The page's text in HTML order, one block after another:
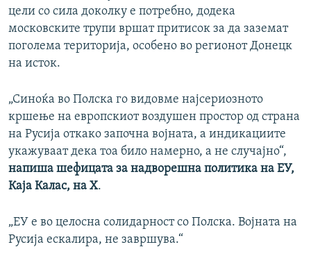
цели со сила доколку е потребно, додека
московските трупи вршат притисок за да заземат
поголема територија, особено во регионот Донецк
на исток.
„Синоќа во Полска го видовме најсериозното
кршење на европскиот воздушен простор од страна
на Русија откако започна војната, а индикациите
укажуваат дека тоа било намерно, а не случајно“,
напиша шефицата за надворешна политика на ЕУ,
Каја Калас, на X.
„ЕУ е во целосна солидарност со Полска. Војната на
Русија ескалира, не завршува.“